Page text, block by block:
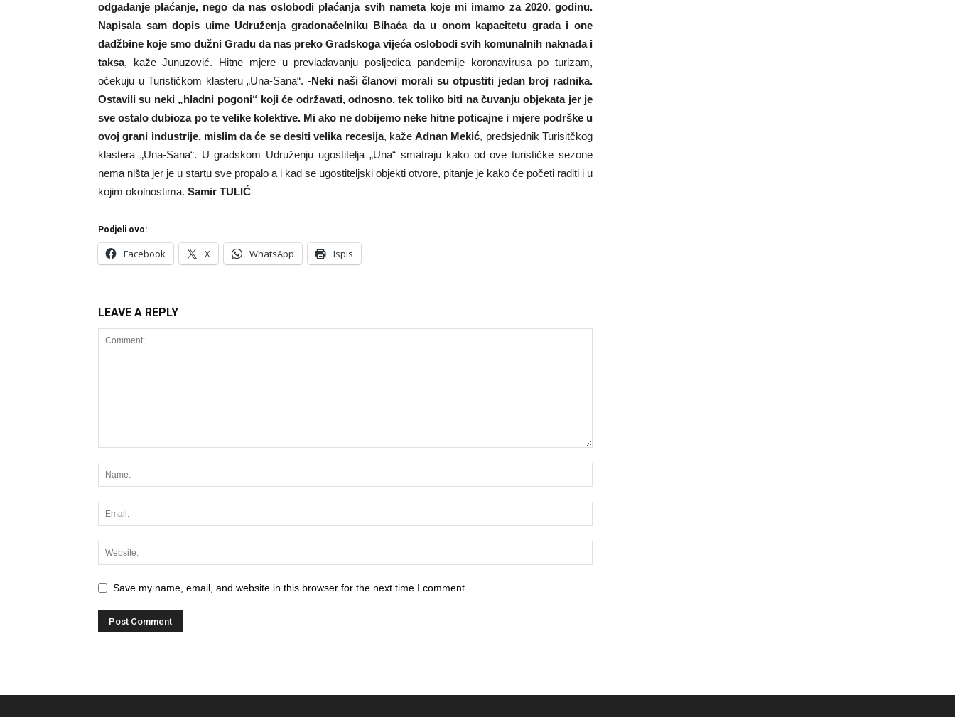
odgađanje plaćanje, nego da nas oslobodi plaćanja svih nameta koje mi imamo za 2020. godinu.
Napisala sam dopis uime Udruženja gradonačelniku Bihaća da u onom kapacitetu grada i one
dadžbine koje smo dužni Gradu da nas preko Gradskoga vijeća oslobodi svih komunalnih naknada i
taksa, kaže Junuzović. Hitne mjere u prevladavanju posljedica pandemije koronavirusa po turizam,
očekuju u Turističkom klasteru „Una-Sana“.-Neki naši članovi morali su otpustiti jedan broj radnika.
Ostavili su neki „hladni pogoni“ koji će održavati, odnosno, tek toliko biti na čuvanju objekata jer je
sve ostalo dubioza po te velike kolektive. Mi ako ne dobijemo neke hitne poticajne i mjere podrške u
ovoj grani industrije, mislim da će se desiti velika recesija, kažeAdnan Mekić, predsjednik Turisitčkog
klastera „Una-Sana“. U gradskom Udruženju ugostitelja „Una“ smatraju kako od ove turističke sezone
nema ništa jer je u startu sve propalo a i kad se ugostiteljski objekti otvore, pitanje je kako će početi raditi i u
kojim okolnostima. Samir TULIĆ
Podjeli ovo:
Facebook X WhatsApp Ispis
LEAVE A REPLY
Save my name, email, and website in this browser for the next time I comment.